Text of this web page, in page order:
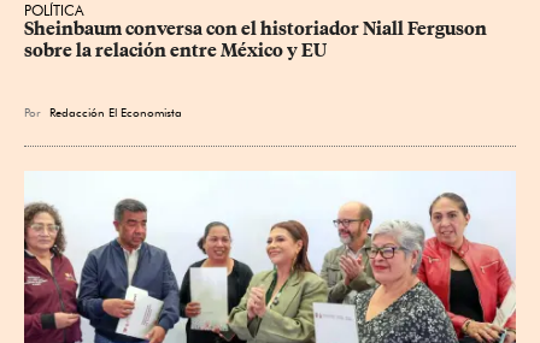
POLÍTICA
Sheinbaum conversa con el historiador Niall Ferguson
sobre la relación entre México y EU
Por Redacción El Economista